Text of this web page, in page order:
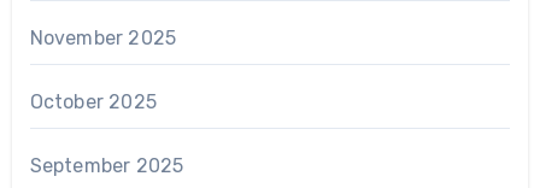
November 2025
October 2025
September 2025